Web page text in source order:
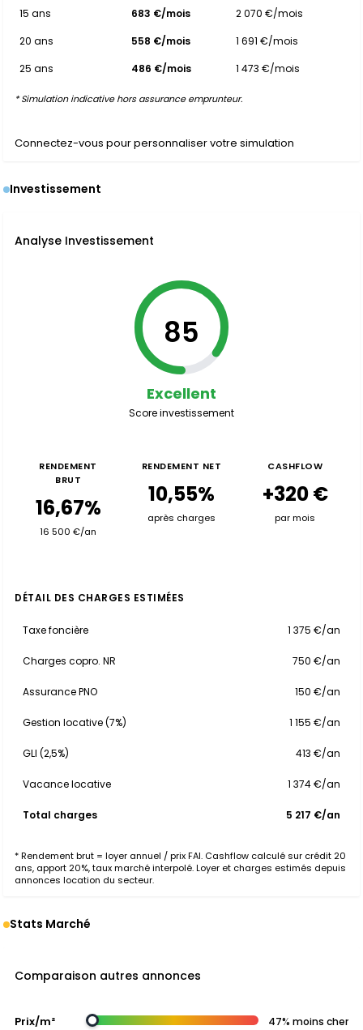
15 ans 683 €/mois
2 070 €/mois
20 ans
558 €/mois
1 691 €/mois
25 ans
486 €/mois 1 473 €/mois
* Simulation indicative hors assurance emprunteur.
Connectez-vous pour personnaliser votre simulation
Investissement
Analyse Investissement
85
Excellent
Score investissement
RENDEMENT
BRUT
16,67%
16 500 €/an
RENDEMENT NET
10,55%
après charges
CASHFLOW
+320 €
par mois
DÉTAIL DES CHARGES ESTIMÉES
Taxe foncière 1 375 €/an
Charges copro. NR 750 €/an
Assurance PNO 150 €/an
Gestion locative (7%) 1 155 €/an
GLI (2,5%) 413 €/an
Vacance locative 1 374 €/an
Total charges 5 217 €/an
* Rendement brut = loyer annuel / prix FAI. Cashflow calculé sur crédit 20
ans, apport 20%, taux marché interpolé. Loyer et charges estimés depuis
annonces location du secteur.
Stats Marché
Comparaison autres annonces
Prix/m² 47% moins cher